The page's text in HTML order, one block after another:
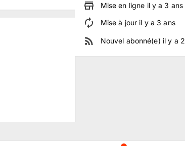
Mise en ligne il y a 3 ans
Mise à jour il y a 3 ans
Nouvel abonné(e) il y a 2